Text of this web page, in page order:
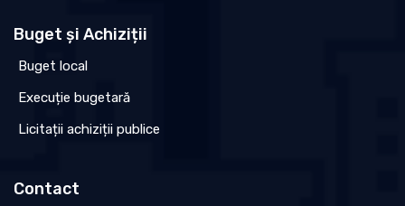
Buget și Achiziții
Buget local
Execuție bugetară
Licitații achiziții publice
Contact